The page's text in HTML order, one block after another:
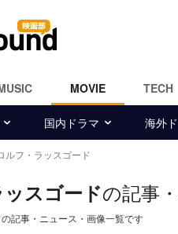
MOVIE TECH
国内ドラマ 海外
ルフ・ラッスゴード
スゴードの記事
記事・ニュース・画像一覧です